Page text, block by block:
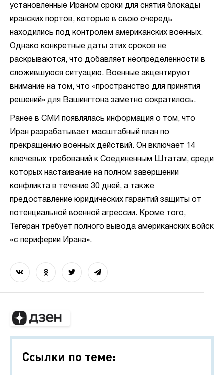
установленные Ираном сроки для снятия блокады
иранских портов, которые в свою очередь
находились под контролем американских военных.
Однако конкретные даты этих сроков не
раскрываются, что добавляет неопределенности в
сложившуюся ситуацию. Военные акцентируют
внимание на том, что «пространство для принятия
решений» для Вашингтона заметно сократилось.
Ранее в СМИ появлялась информация о том, что
Иран разрабатывает масштабный план по
прекращению военных действий. Он включает 14
ключевых требований к Соединенным Штатам, среди
которых настаивание на полном завершении
конфликта в течение 30 дней, а также
предоставление юридических гарантий защиты от
потенциальной военной агрессии. Кроме того,
Тегеран требует полного вывода американских войск
«с периферии Ирана».
Ссылки по теме: